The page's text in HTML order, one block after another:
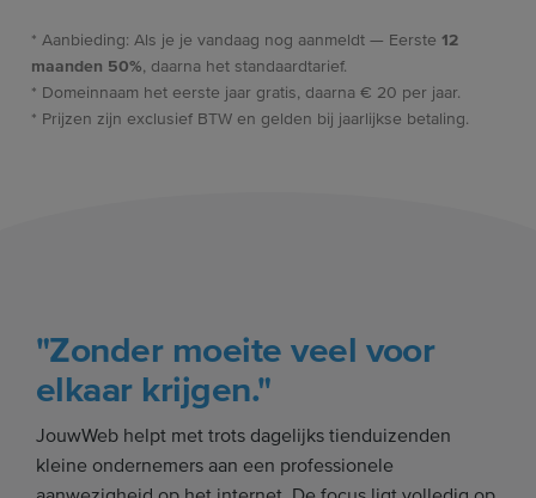
* Aanbieding: Als je je vandaag nog aanmeldt — Eerste 12
maanden 50%, daarna het standaardtarief.
* Domeinnaam het eerste jaar gratis, daarna € 20 per jaar.
* Prijzen zijn exclusief BTW en gelden bij jaarlijkse betaling.
"Zonder moeite veel voor
elkaar krijgen."
JouwWeb helpt met trots dagelijks tienduizenden
kleine ondernemers aan een professionele